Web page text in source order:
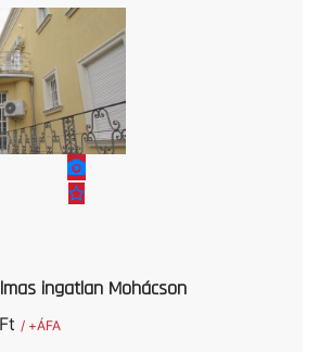
ingatlan Mohácson
/ +ÁFA